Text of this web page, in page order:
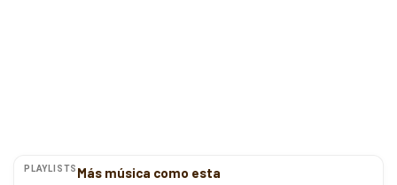
PLAYLISTS Más música como esta